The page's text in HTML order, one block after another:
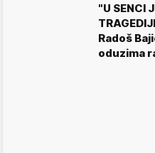
"U SENCI
Radoš
oduzima